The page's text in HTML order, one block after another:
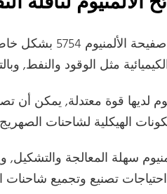
تمت معالجة
مثل الوقود والنفط,
لديها قوة معتدلة, يمكن
الهيكلية لشاحنات
سهلة المعالجة
تصنيع وتجميع شاحنات